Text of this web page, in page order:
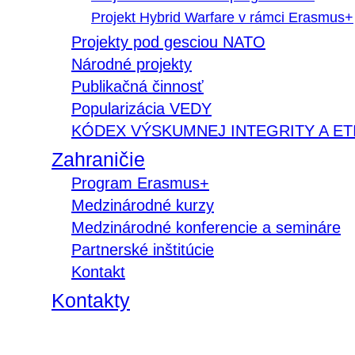
Projekt Hybrid Warfare v rámci Erasmus+
Projekty pod gesciou NATO
Národné projekty
Publikačná činnosť
Popularizácia VEDY
KÓDEX VÝSKUMNEJ INTEGRITY A
Zahraničie
Program Erasmus+
Medzinárodné kurzy
Medzinárodné konferencie a semináre
Partnerské inštitúcie
Kontakt
Kontakty